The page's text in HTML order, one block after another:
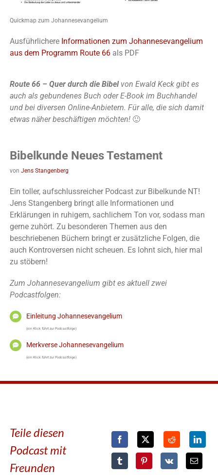
Quickmap zum Johannesevangelium
Ausführlichere Informationen zum Johannesevangelium
aus dem Programm Route 66 als PDF
Route 66 – Quer durch die Bibel von Ewald Keck gibt es
auch als gebundenes Buch oder E-Book im Buchhandel
und bei diversen Online-Anbietern. Für alle, die sich damit
etwas näher beschäftigen möchten! 🙂
Bibelkunde Neues Testament
von Jens Stangenberg
Ein toller, aufschlussreicher Podcast zur Bibelkunde NT!
Jens Stangenberg bringt alle Informationen und
Erklärungen in ruhigem, sachlichem Ton vor, sodass man
gerne zuhört. Zu besonderen Themen aus den
beschriebenen Büchern bringt er zusätzliche Folgen, die
auch Kontroversen nicht scheuen. Es lohnt sich, hier mal
zu stöbern!
Zum Johannesevangelium gibt es aktuell zwei
Podcastfolgen:
Einleitung Johannesevangelium
(ein Klick führt zur Podcastfolge)
Merkverse Johannesevangelium
(ein Klick führt zur Podcastfolge)
Teile diesen
Podcast mit
Freunden